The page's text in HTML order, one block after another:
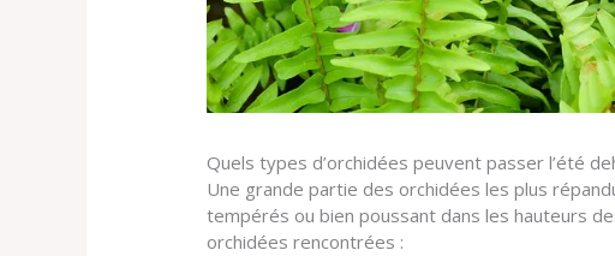
Quels types d’orchidées peuvent passer l’été
Une grande partie des orchidées les plus
tempérés ou bien poussant dans les hauteurs
orchidées rencontrées :